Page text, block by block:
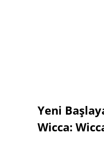
Yeni
Wicca: